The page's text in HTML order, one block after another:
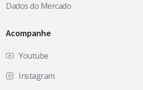
Dados do Mercado
Acompanhe
Youtube
Instagram